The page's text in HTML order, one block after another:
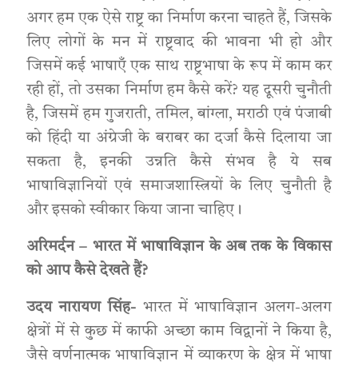
अगर हम एक ऐसे राष्ट्र का निर्माण करना चाहते हैं, जिसके
लिए लोगों के मन में राष्ट्रवाद की भावना भी हो और
जिसमें कई भाषाएँ एक साथ राष्ट्रभाषा के रूप में काम कर
रही हों, तो उसका निर्माण हम कैसे करें? यह दूसरी चुनौती
है, जिसमें हम गुजराती, तमिल, बांग्ला, मराठी एवं पंजाबी
को हिंदी या अंग्रेजी के बराबर का दर्जा कैसे दिलाया जा
सकता है, इनकी उन्नति कैसे संभव है ये सब
भाषाविज्ञानियों एवं समाजशास्त्रियों के लिए चुनौती है
और इसको स्वीकार किया जाना चाहिए।
अरिमर्दन – भारत में भाषाविज्ञान के अब तक के विकास
को आप कैसे देखते हैं?
उदय नारायण सिंह- भारत में भाषाविज्ञान अलग-अलग
क्षेत्रों में से कुछ में काफी अच्छा काम विद्वानों ने किया है,
जैसे वर्णनात्मक भाषाविज्ञान में व्याकरण के क्षेत्र में भाषा